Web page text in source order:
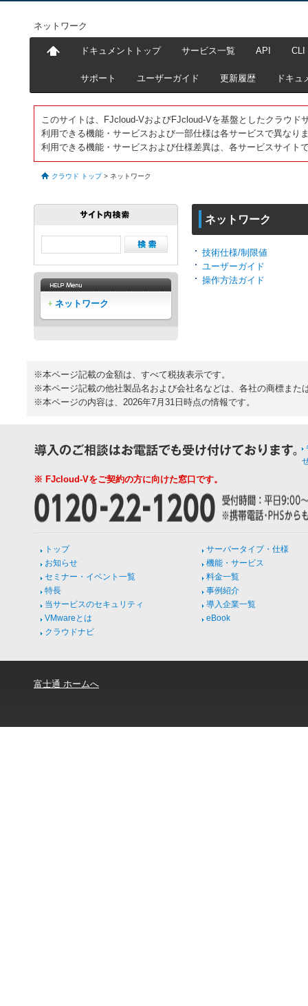
ネットワーク
ドキュメントトップ サービス一覧 API CLI
サポート ユーザーガイド 更新履歴 ドキュ
このサイトは、FJcloud-VおよびFJcloud-Vを基盤としたクラウド
利用できる機能・サービスおよび一部仕様は各サービスで異なり
利用できる機能・サービスおよび仕様差異は、各サービスサイト
クラウド トップ > ネットワーク
ネットワーク
技術仕様/制限値
ユーザーガイド
操作方法ガイド
ネットワーク
※本ページ記載の金額は、すべて税抜表示です。
※本ページ記載の他社製品名および会社名などは、各社の商標また
※本ページの内容は、2026年7月31日時点の情報です。
※ FJcloud-Vをご契約の方に向けた窓口です。
トップ
お知らせ
セミナー・イベント一覧
特長
当サービスのセキュリティ
VMwareとは
クラウドナビ
サーバータイプ・仕様
機能・サービス
料金一覧
事例紹介
導入企業一覧
eBook
富士通 ホームへ